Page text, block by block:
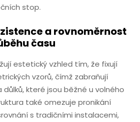
stop.
a rovnoměrnost
času
estetický vzhled tím, že fixují
vzorů, čímž zabraňují
důlků, které jsou běžné u volného
také omezuje pronikání
s tradičními instalacemi,